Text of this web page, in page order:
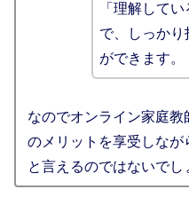
「理解して
で、しっかり
ができます。
なのでオンライン家庭教
のメリットを享受しな
と言えるのではないでし